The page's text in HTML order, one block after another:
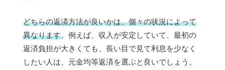
どちらの返済方法が良いかは、個々の状況によって
異なります。例えば、収入が安定していて、最初の
返済負担が大きくても、長い目で見て利息を少なく
したい人は、元金均等返済を選ぶと良いでしょう。